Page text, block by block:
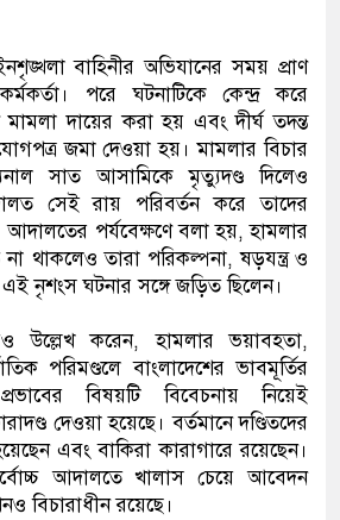
বাহিনীর অভিযানের সময় প্রাণ
পরে ঘটনাটিকে কেন্দ্র করে
মামলা দায়ের করা হয় এবং দীর্ঘ তদন্ত
জমা দেওয়া হয়। মামলার বিচার
সাত আসামিকে মৃত্যুদণ্ড দিলেও
সেই রায় পরিবর্তন করে তাদের
পর্যবেক্ষণে বলা হয়, হামলার
না থাকলেও তারা পরিকল্পনা, ষড়যন্ত্র ও
নৃশংস ঘটনার সঙ্গে জড়িত ছিলেন।
করেন, হামলার ভয়াবহতা,
পরিমণ্ডলে বাংলাদেশের ভাবমূর্তির
বিষয়টি বিবেচনায় নিয়েই
দেওয়া হয়েছে। বর্তমানে দণ্ডিতদের
এবং বাকিরা কারাগারে রয়েছেন।
আদালতে খালাস চেয়ে আবেদন
বিচারাধীন রয়েছে।